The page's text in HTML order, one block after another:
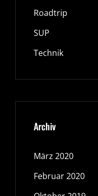
Roadtrip
SUP
Technik
Archiv
März 2020
Februar 2020